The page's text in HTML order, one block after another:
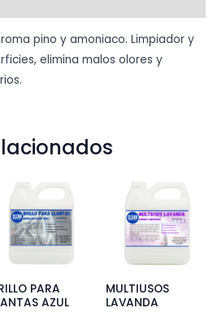
pino y amoniaco. Limpiador y
elimina malos olores y
PARA
AZUL
MULTIUSOS
LAVANDA